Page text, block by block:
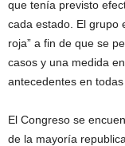
que tenía previsto
cada estado. El grupo
roja” a fin de que se
casos y una medida
antecedentes en
El Congreso se
de la mayoría